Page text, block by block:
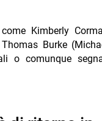
Kimberly
Burke
o comunque